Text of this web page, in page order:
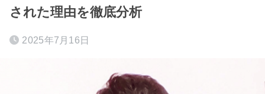
された理由を徹底分析
2025年7月16日